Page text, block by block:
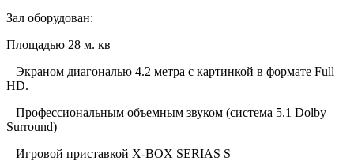
Зал оборудован:
Площадью 28 м. кв
– Экраном диагональю 4.2 метра с картинкой в формате Full
HD.
– Профессиональным объемным звуком (система 5.1 Dolby
Surround)
– Игровой приставкой X-BOX SERIAS S